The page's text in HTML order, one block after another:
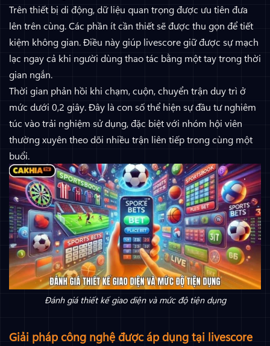
Trên thiết bị di động, dữ liệu quan trọng được ưu tiên đưa
lên trên cùng. Các phần ít cần thiết sẽ được thu gọn để tiết
kiệm không gian. Điều này giúp livescore giữ được sự mạch
lạc ngay cả khi người dùng thao tác bằng một tay trong thời
gian ngắn.
Thời gian phản hồi khi chạm, cuộn, chuyển trận duy trì ở
mức dưới 0,2 giây. Đây là con số thể hiện sự đầu tư nghiêm
túc vào trải nghiệm sử dụng, đặc biệt với nhóm hội viên
thường xuyên theo dõi nhiều trận liên tiếp trong cùng một
buổi.
Đánh giá thiết kế giao diện và mức độ tiện dụng
Giải pháp công nghệ được áp dụng tại livescore